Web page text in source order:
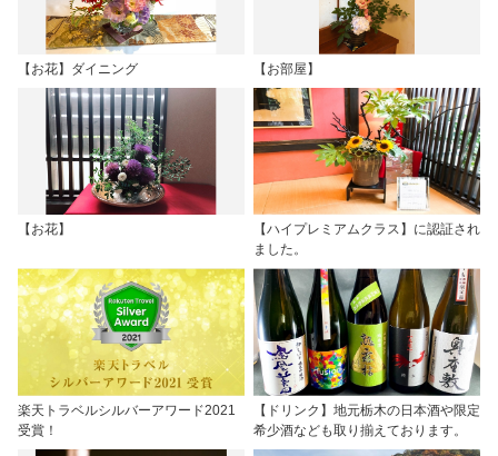
【お花】ダイニング 【お部屋】
【お花】
【ハイプレミアムクラス】に認証され
ました。
楽天トラベルシルバーアワード2021
受賞！
【ドリンク】地元栃木の日本酒や限定
希少酒なども取り揃えております。